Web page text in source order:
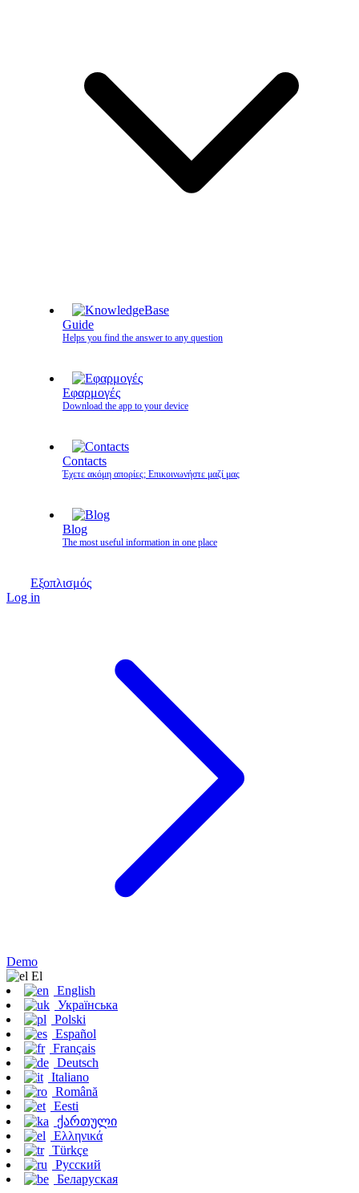
Guide
Helps you find the answer to any question
Εφαρμογές
Download the app to your device
Contacts
Έχετε ακόμη απορίες; Επικοινωνήστε μαζί μας
Blog
The most useful information in one place
Εξοπλισμός
Log in
Demo
Εl
English
Українська
Polski
Español
Français
Deutsch
Italiano
Română
Eesti
ქართული
Ελληνικά
Türkçe
Русский
Беларуская